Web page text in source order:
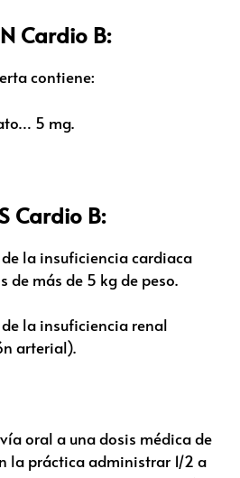
Cardio B:
contiene:
5 mg.
Cardio B:
la insuficiencia cardiaca
de más de 5 kg de peso.
la insuficiencia renal
arterial).
oral a una dosis médica de
la práctica administrar 1/2 a